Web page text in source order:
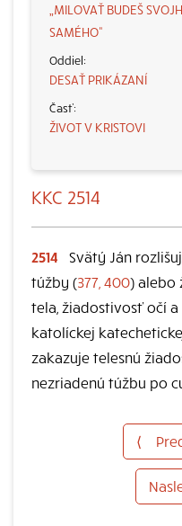
„MILOVAŤ BUDEŠ
SAMÉHO“
DESAŤ PRIKÁZANÍ
ŽIVOT V KRISTOVI
KKC 2514
2514
Svätý Ján
túžby (377, 400) alebo
tela, žiadostivosť očí
katolíckej
zakazuje telesnú
nezriadenú túžbu po
⟨